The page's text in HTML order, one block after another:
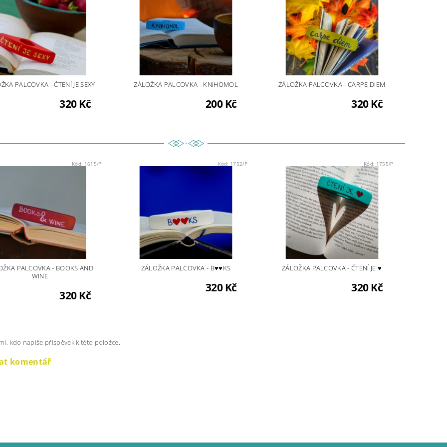
PALCOVKA - ČTENÍ JE SEXY
320 Kč
ZÁLOŽKA PALCOVKA - KNIHOMOL
200 Kč
ZÁLOŽKA PALCOVKA - CARPE DIEM
320 Kč
Kód: 1615/P
PALCOVKA - BOOKS AND
WINE
320 Kč
Kód: 1752/P
ZÁLOŽKA PALCOVKA - B♥♥KS
320 Kč
Kód: 1755/P
ZÁLOŽKA PALCOVKA - ČTENÍ JE ♥
320 Kč
kdo napíše příspěvek k této položce.
komentář